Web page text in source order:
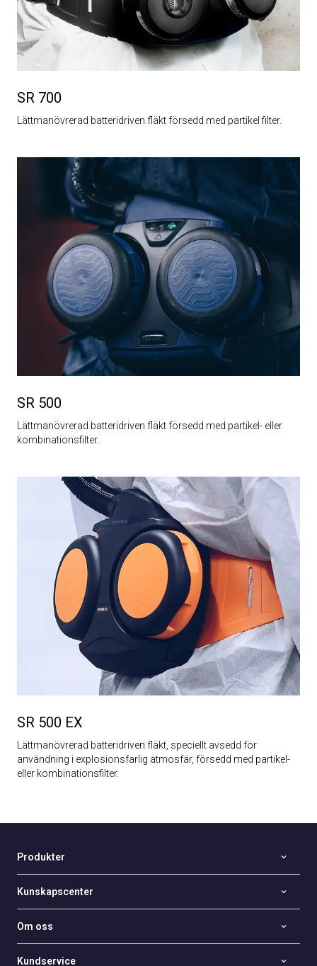
SR 700
Lättmanövrerad batteridriven fläkt försedd med partikel filter.
SR 500
Lättmanövrerad batteridriven fläkt försedd med partikel- eller
kombinationsfilter.
SR 500 EX
Lättmanövrerad batteridriven fläkt, speciellt avsedd för
användning i explosionsfarlig atmosfär, försedd med partikel-
eller kombinationsfilter.
Produkter
Kunskapscenter
Om oss
Kundservice